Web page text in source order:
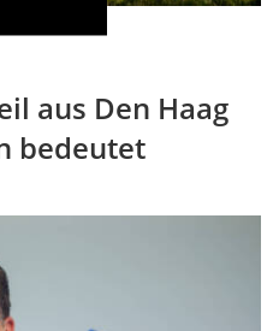
aus Den Haag
bedeutet